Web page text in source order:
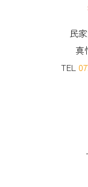
民
真
TEL